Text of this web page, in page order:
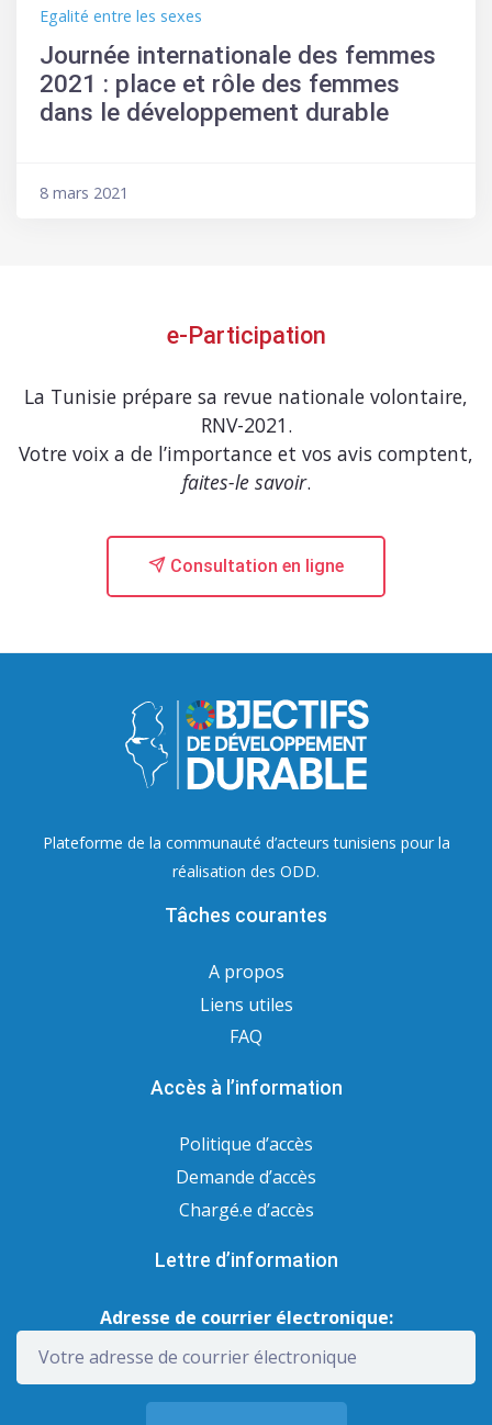
Journée internationale des femmes
2021 : place et rôle des femmes
dans le développement durable
Egalité entre les sexes
8 mars 2021
e-Participation
La Tunisie prépare sa revue nationale volontaire,
RNV-2021.
Votre voix a de l’importance et vos avis comptent,
faites-le savoir.
Consultation en ligne
Plateforme de la communauté d’acteurs tunisiens pour la
réalisation des ODD.
Tâches courantes
A propos
Liens utiles
FAQ
Accès à l’information
Politique d’accès
Demande d’accès
Chargé.e d’accès
Lettre d’information
Adresse de courrier électronique: